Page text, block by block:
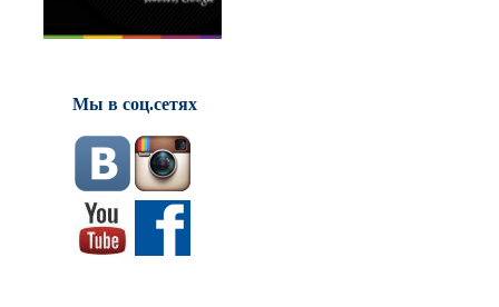
Мы в соц.сетях